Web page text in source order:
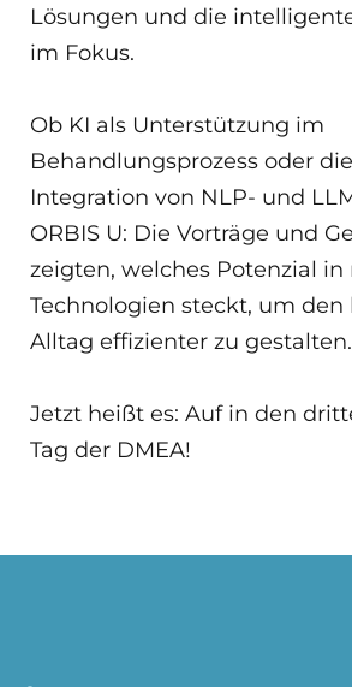
Lösungen und die
im Fokus.
Ob KI als Unterstützung im
Behandlungsprozess oder
Integration von NLP- und
ORBIS U: Die Vorträge und
zeigten, welches Potenzial
Technologien steckt, um den
Alltag effizienter zu gestalten.
Jetzt heißt es: Auf in den
Tag der DMEA!